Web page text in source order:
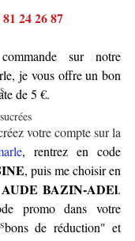
24 26 87
sur notre
je vous offre un bon
de 5 €.
, rentrez en code
, puis me choisir en
AUDE BAZIN-ADEl.
promo dans votre
de réduction" et